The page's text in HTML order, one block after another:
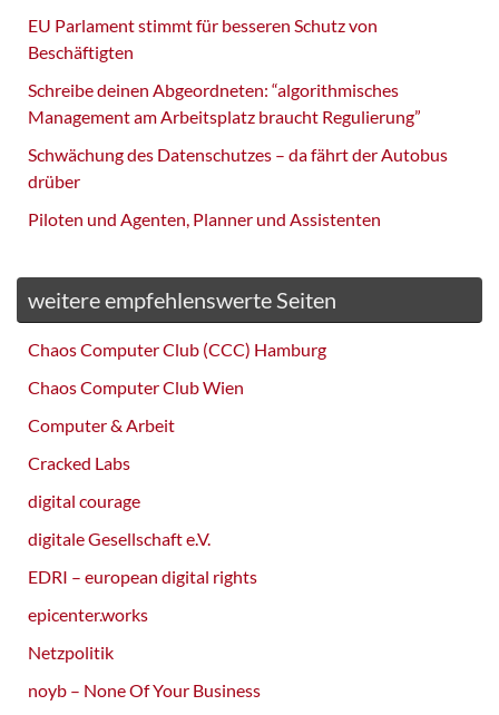
EU Parlament stimmt für besseren Schutz von
Beschäftigten
Schreibe deinen Abgeordneten: “algorithmisches
Management am Arbeitsplatz braucht Regulierung”
Schwächung des Datenschutzes – da fährt der Autobus
drüber
Piloten und Agenten, Planner und Assistenten
weitere empfehlenswerte Seiten
Chaos Computer Club (CCC) Hamburg
Chaos Computer Club Wien
Computer & Arbeit
Cracked Labs
digital courage
digitale Gesellschaft e.V.
EDRI – european digital rights
epicenter.works
Netzpolitik
noyb – None Of Your Business